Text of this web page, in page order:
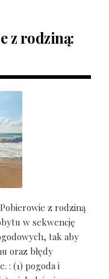
z rodziną:
z rodziną
w sekwencję
tak aby
oraz błędy
: (1) pogoda i